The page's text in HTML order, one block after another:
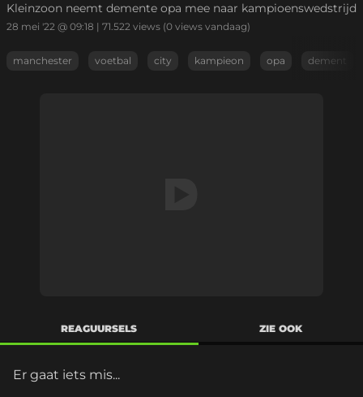
Kleinzoon neemt demente opa mee naar kampioenswedstrijd
28 mei '22 @ 09:18 | 71.522 views (0 views vandaag)
manchester voetbal city kampieon opa dement
REAGUURSELS ZIE OOK
Er gaat iets mis...